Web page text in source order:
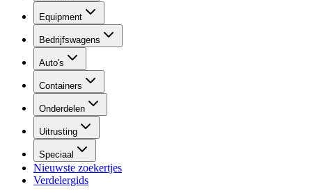
Equipment
Bedrijfswagens
Auto's
Containers
Onderdelen
Uitrusting
Speciaal
Nieuwste zoekertjes
Verdelergids